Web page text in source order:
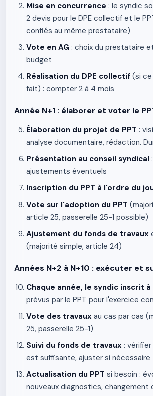
Mise en concurrence : le syndic
2 devis pour le DPE collectif et le
confiés au même prestataire)
Vote en AG : choix du prestataire
budget
Réalisation du DPE collectif (si
fait) : compter 2 à 4 mois
Année N+1 : élaborer et voter le
Élaboration du projet de PPT :
analyse documentaire, rédaction.
Présentation au conseil syndical
ajustements éventuels
Inscription du PPT à l'ordre du
Vote sur l'adoption du PPT
article 25, passerelle 25-1 possible)
Ajustement du fonds de travaux
(majorité simple, article 24)
Années N+2 à N+10 : exécuter et
Chaque année, le syndic inscrit à
prévus par le PPT pour l'exercice
Vote des travaux au cas par cas
25, passerelle 25-1)
Suivi du fonds de travaux :
est suffisante, ajuster si nécessaire
Actualisation du PPT si besoin :
nouveaux diagnostics, changement